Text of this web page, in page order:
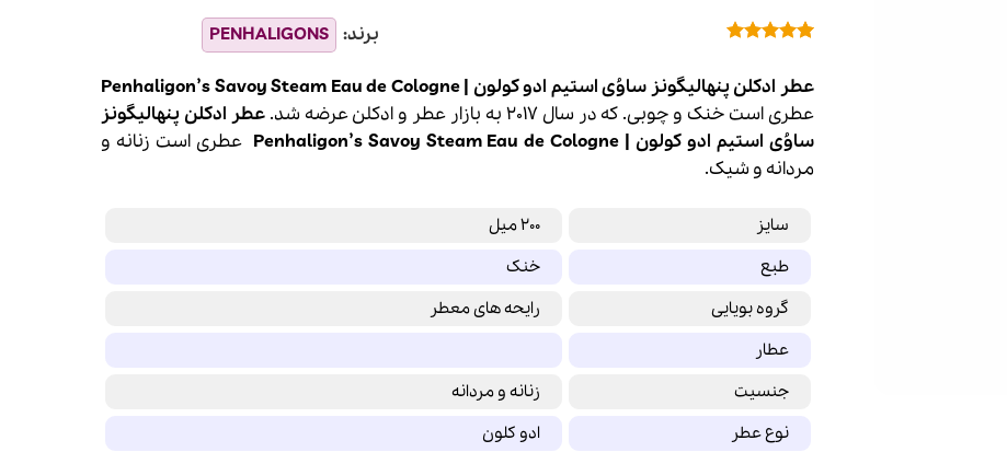
امتیازدهی
مشتری
عطر ادکلن پنهالیگونز ساوُی استیم ادو کولون | Penhaligon’s Savoy Steam Eau de Cologne
عطری است خنک و چوبی. که در سال 2017 به بازار عطر و ادکلنعرضه شد.عطر ادکلن پنهالیگونز
ساوُی استیم ادو کولون | Penhaligon’s Savoy Steam Eau de Cologne
عطری است زنانه و
مردانه و شیک.
سایز
200 میل
طبع
خنک
گروه بویایی
رایحه های معطر
عطار
جنسیت
زنانه و مردانه
نوع عطر
ادو کلون